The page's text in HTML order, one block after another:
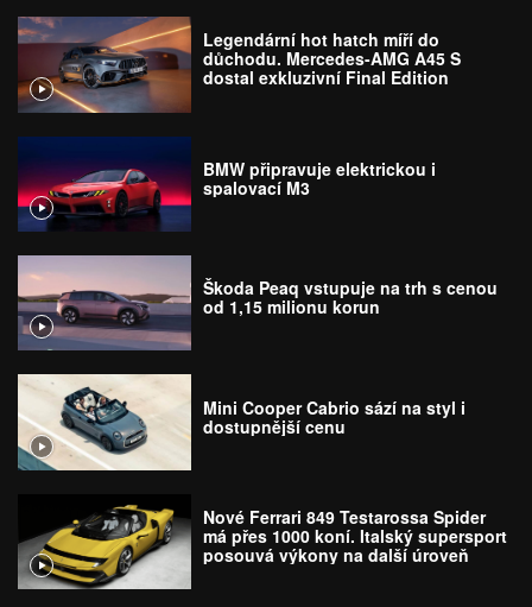
Legendární hot hatch míří do
důchodu. Mercedes-AMG A45 S
dostal exkluzivní Final Edition
BMW připravuje elektrickou i
spalovací M3
Škoda Peaq vstupuje na trh s cenou
od 1,15 milionu korun
Mini Cooper Cabrio sází na styl i
dostupnější cenu
Nové Ferrari 849 Testarossa Spider
má přes 1000 koní. Italský supersport
posouvá výkony na další úroveň